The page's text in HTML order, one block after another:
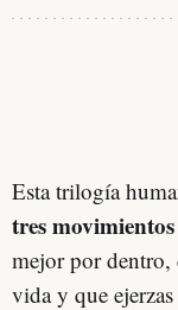
Esta trilogía
tres movimientos
mejor por dentro,
vida y que